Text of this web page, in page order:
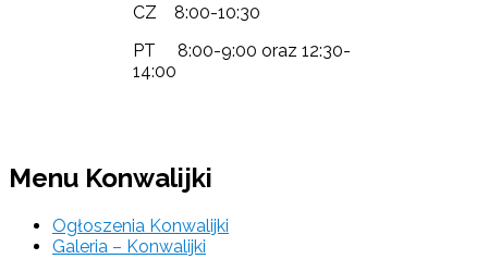
CZ 8:00-10:30
PT 8:00-9:00 oraz 12:30-
14:00
Menu Konwalijki
Ogłoszenia Konwalijki
Galeria – Konwalijki